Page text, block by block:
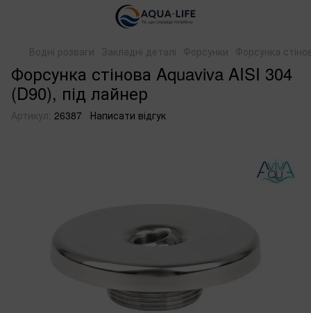
Водні розваги Закладні деталі Форсунки Форсунка
Форсунка стінова Aquaviva AISI 304
(D90), під лайнер
Артикул: 26387 Написати відгук